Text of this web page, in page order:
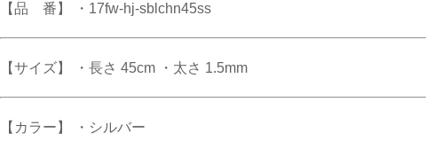
【品 番】 ・17fw-hj-sblchn45ss
【サイズ】 ・長さ 45cm ・太さ 1.5mm
【カラー】 ・シルバー